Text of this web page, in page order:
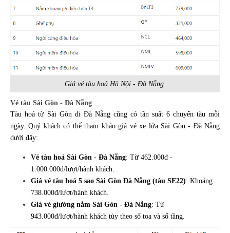
Giá vé tàu hoả Hà Nội - Đà Nẵng
Vé tàu Sài Gòn - Đà Nẵng
Tàu hoả từ Sài Gòn đi Đà Nẵng cũng có tần suất 6 chuyến tàu mỗi
ngày. Quý khách có thể tham khảo giá vé xe lửa Sài Gòn - Đà Nẵng
dưới đây:
Vé tàu hoả Sài Gòn - Đà Nẵng: Từ 462.000đ -
1.000.000đ/lượt/hành khách.
Giá vé tàu hoả 5 sao Sài Gòn Đà Nẵng (tàu SE22): Khoảng
738.000đ/lượt/hành khách.
Giá vé giường nằm Sài Gòn - Đà Nẵng: Từ
943.000đ/lượt/hành khách tùy theo số toa và số tầng.